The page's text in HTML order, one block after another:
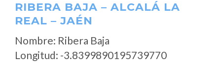
RIBERA BAJA – ALCALÁ LA
REAL – JAÉN
Nombre: Ribera Baja
Longitud: -3.8399890195739770